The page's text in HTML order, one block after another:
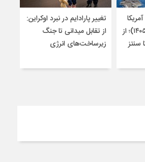
در تنگه هرمز (۱۴۰۴-۱۴۰۵)؛ از
سنتز
تغییر پارادایم در نبرد اوکراین:
از تقابل میدانی تا جنگ
زیرساخت‌های انرژی